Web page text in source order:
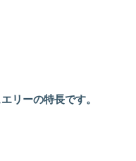
リーの特長です。